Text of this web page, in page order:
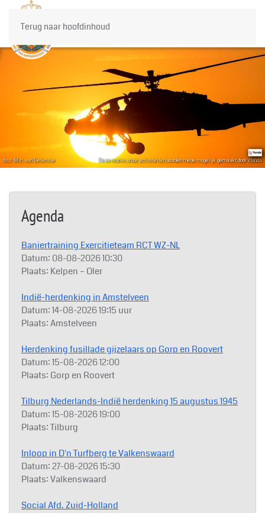
Terug naar hoofdinhoud
Deze reünie, onze activiteiten, worden mede mogelijk gemaakt door Vfonds
foto: Min. van Defensie
Agenda
Baniertraining Exercitieteam RCT WZ-NL
Datum: 08-08-202610:30
Plaats: Kelpen – Oler
Indië-herdenking in Amstelveen
Datum:14-08-202619:15 uur
Plaats:Amstelveen
Herdenking fusillade gijzelaars op Gorp en Roovert
Datum:15-08-202612:00
Plaats: Gorp en Roovert
Tilburg Nederlands-Indië herdenking 15 augustus 1945
Datum:15-08-202619:00
Plaats:Tilburg
Inloop in D'n Turfberg te Valkenswaard
Datum:27-08-202615:30
Plaats:Valkenswaard
Social Afd. Zuid-Holland